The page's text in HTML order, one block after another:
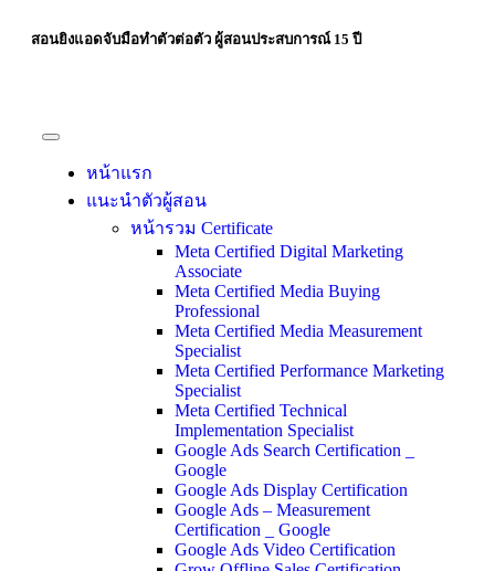
สอนยิงแอดจับมือทำตัวต่อตัว ผู้สอนประสบการณ์ 15 ปี
หน้าแรก
แนะนำตัวผู้สอน
หน้ารวม Certificate
Meta Certified Digital Marketing
Associate
Meta Certified Media Buying
Professional
Meta Certified Media Measurement
Specialist
Meta Certified Performance Marketing
Specialist
Meta Certified Technical
Implementation Specialist
Google Ads Search Certification _
Google
Google Ads Display Certification
Google Ads – Measurement
Certification _ Google
Google Ads Video Certification